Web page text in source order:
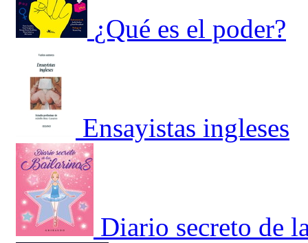
¿Qué es el poder?
Ensayistas ingleses
Diario secreto de